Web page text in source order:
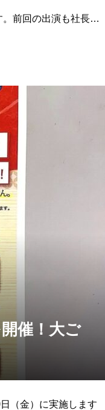
前回の出演も社長曰
催！大ご
（金）に実施します